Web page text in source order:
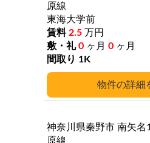
詳細
原線
東海大学前
2.5 万円
0 ヶ月 0 ヶ月
1K
神奈川県秦野市 南矢名1
原線